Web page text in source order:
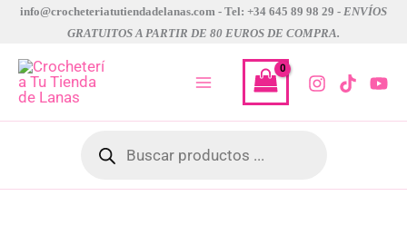
contenido
info@crocheteriatutiendadelanas.com - Tel: +34 645 89 98 29 - ENVÍOS
GRATUITOS A PARTIR DE 80 EUROS DE COMPRA.
productos